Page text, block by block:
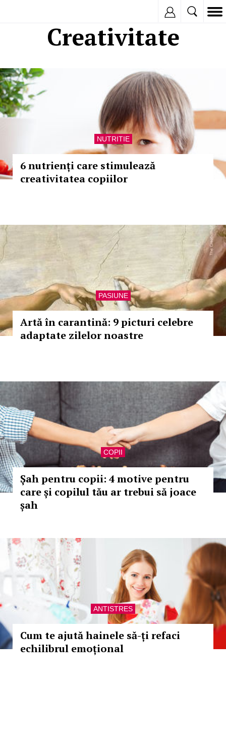
Creativitate
NUTRITIE
6 nutrienți care stimulează
creativitatea copiilor
PASIUNE
Artă în carantină: 9 picturi celebre
adaptate zilelor noastre
COPII
Șah pentru copii: 4 motive pentru
care și copilul tău ar trebui să joace
șah
ANTISTRES
Cum te ajută hainele să-ți refaci
echilibrul emoțional